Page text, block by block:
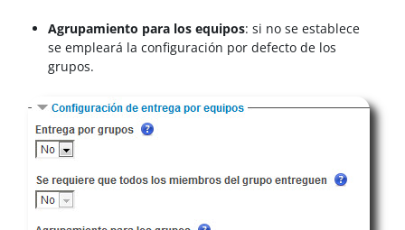
Agrupamiento para los equipos: si no se establece
se empleará la configuración por defecto de los
grupos.